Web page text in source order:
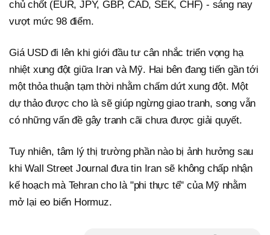
chủ chốt (EUR, JPY, GBP, CAD, SEK, CHF) - sáng nay
vượt mức 98 điểm.
Giá USD đi lên khi giới đầu tư cân nhắc triển vọng hạ
nhiệt xung đột giữa Iran và Mỹ. Hai bên đang tiến gần tới
một thỏa thuận tạm thời nhằm chấm dứt xung đột. Một
dự thảo được cho là sẽ giúp ngừng giao tranh, song vẫn
có những vấn đề gây tranh cãi chưa được giải quyết.
Tuy nhiên, tâm lý thị trường phần nào bị ảnh hưởng sau
khi Wall Street Journal đưa tin Iran sẽ không chấp nhận
kế hoạch mà Tehran cho là "phi thực tế" của Mỹ nhằm
mở lại eo biển Hormuz.